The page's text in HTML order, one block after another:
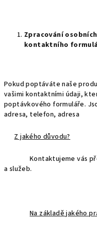
Zpracování
kontaktního
Pokud poptáváte naše
vašimi kontaktními údaji,
poptávkového formuláře.
adresa, telefon, adresa
Z jakého důvodu?
Kontaktujeme vás přes
a služeb.
Na základě jakého